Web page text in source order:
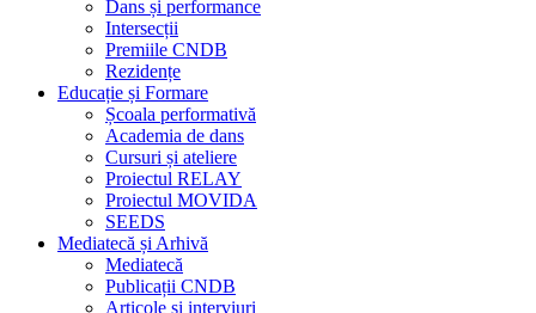
Dans și performance
Intersecții
Premiile CNDB
Rezidențe
Educație și Formare
Școala performativă
Academia de dans
Cursuri și ateliere
Proiectul RELAY
Proiectul MOVIDA
SEEDS
Mediatecă și Arhivă
Mediatecă
Publicații CNDB
Articole și interviuri